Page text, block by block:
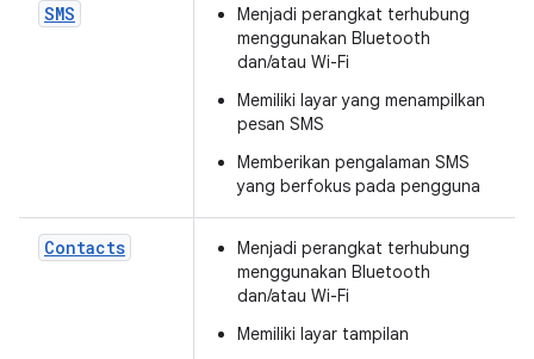
SMS
Menjadi perangkat terhubung
menggunakan Bluetooth
dan/atau Wi-Fi
Memiliki layar yang menampilkan
pesan SMS
Memberikan pengalaman SMS
yang berfokus pada pengguna
Contacts
Menjadi perangkat terhubung
menggunakan Bluetooth
dan/atau Wi-Fi
Memiliki layar tampilan